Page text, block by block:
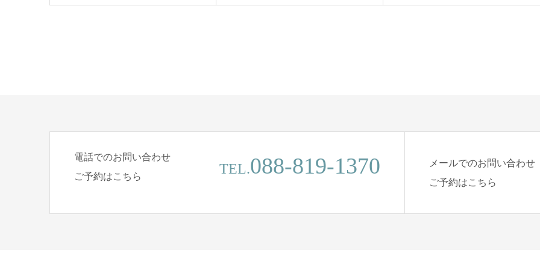
電話でのお問い合わせ
ご予約はこちら
TEL.088-819-1370
メールでのお問い合わせ
ご予約はこちら